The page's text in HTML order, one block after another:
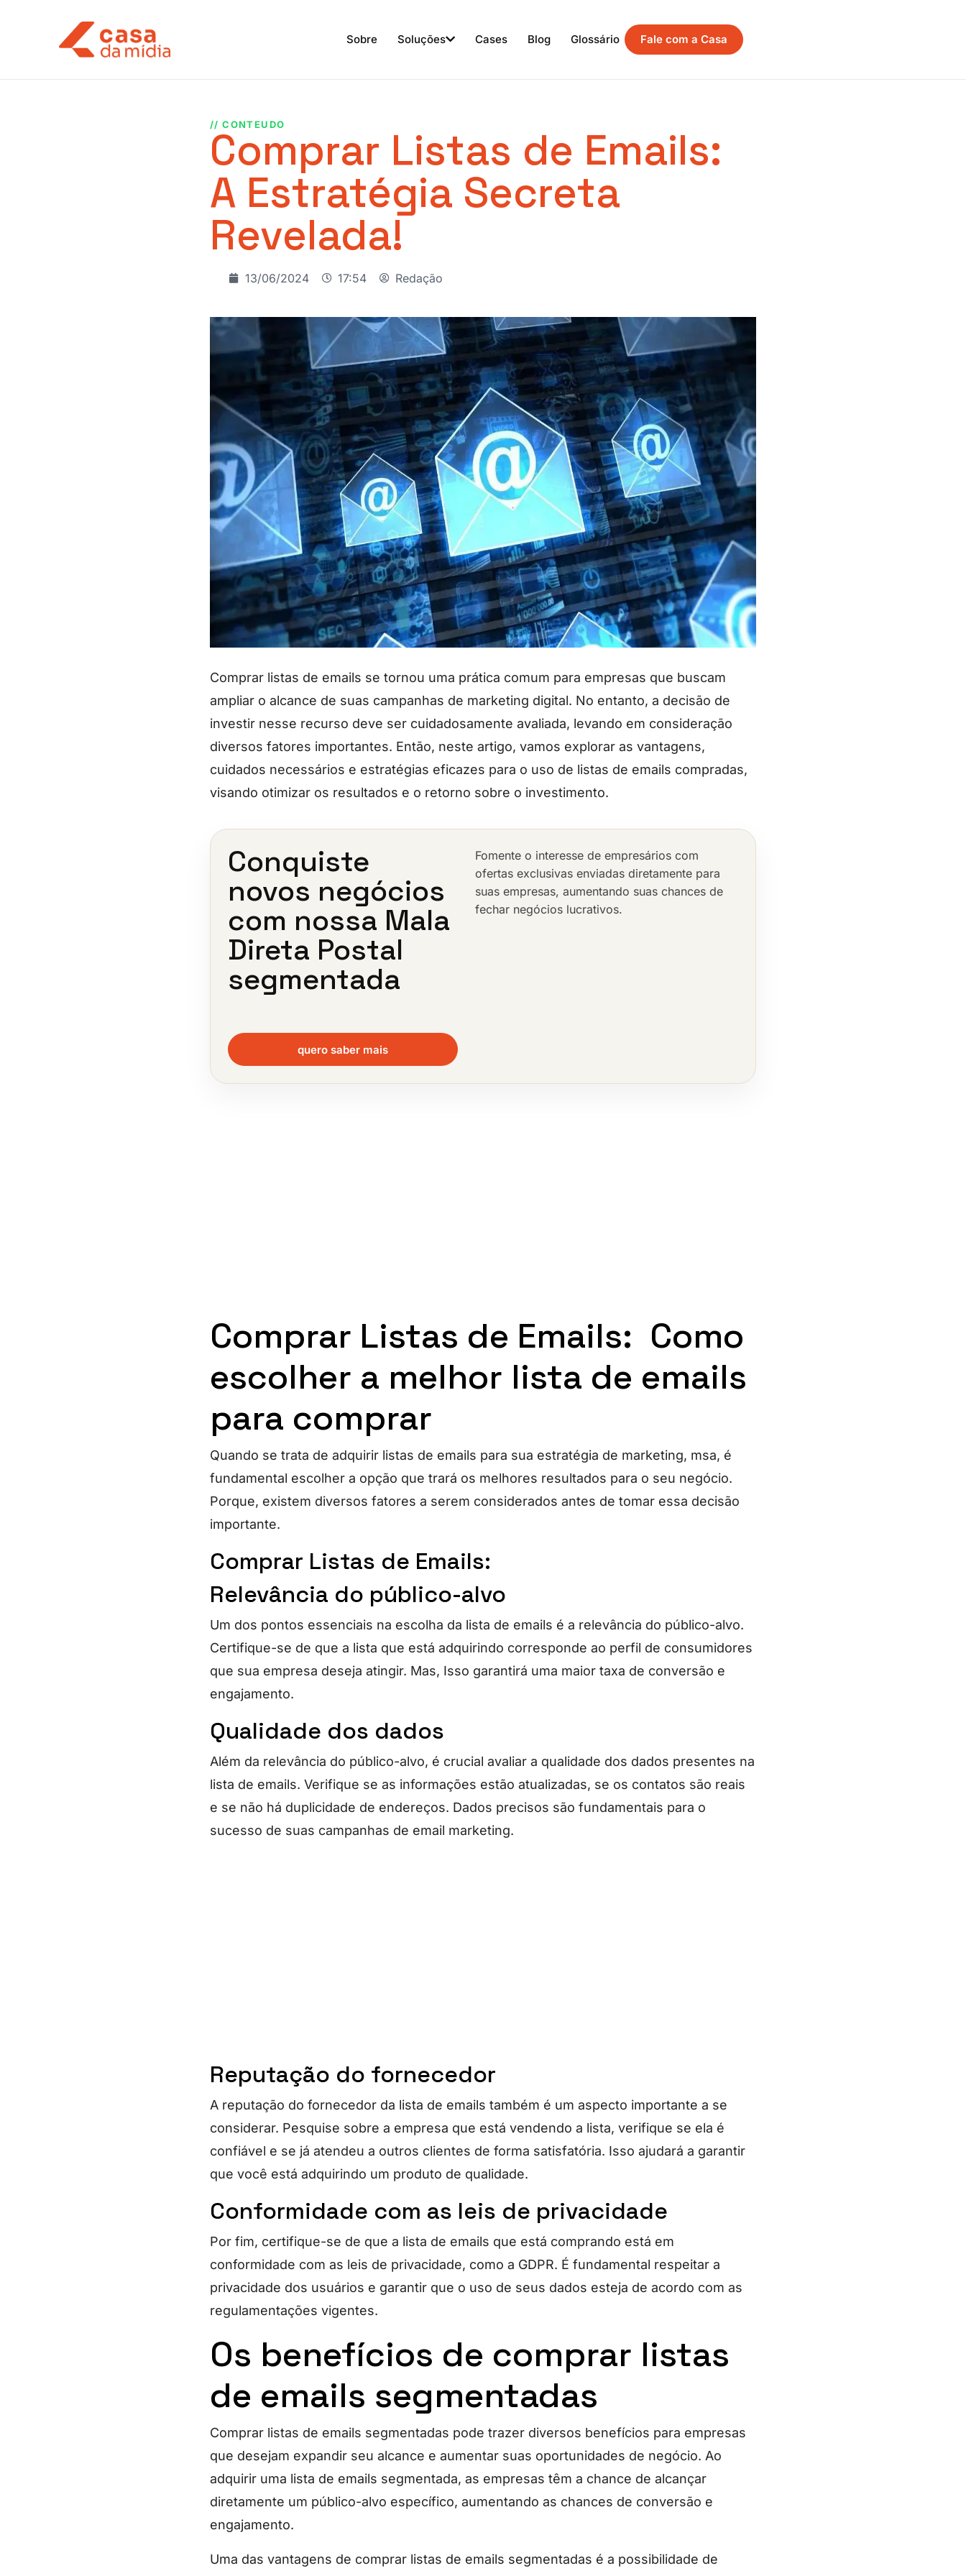
Sobre Soluções Cases Blog Glossário Fale com a Casa
// CONTEUDO
Comprar Listas de Emails:
A Estratégia Secreta
Revelada!
13/06/2024 17:54 Redação
Comprar listas de emails se tornou uma prática comum para empresas que buscam
ampliar o alcance de suas campanhas de marketing digital. No entanto, a decisão de
investir nesse recurso deve ser cuidadosamente avaliada, levando em consideração
diversos fatores importantes. Então, neste artigo, vamos explorar as vantagens,
cuidados necessários e estratégias eficazes para o uso de listas de emails compradas,
visando otimizar os resultados e o retorno sobre o investimento.
Conquiste
novos negócios
com nossa Mala
Direta Postal
segmentada
Fomente o interesse de empresários com
ofertas exclusivas enviadas diretamente para
suas empresas, aumentando suas chances de
fechar negócios lucrativos.
quero saber mais
Comprar Listas de Emails: Como
escolher a melhor lista de emails
para comprar
Quando se trata de adquirir listas de emails para sua estratégia de marketing, msa, é
fundamental escolher a opção que trará os melhores resultados para o seu negócio.
Porque, existem diversos fatores a serem considerados antes de tomar essa decisão
importante.
Comprar Listas de Emails:
Relevância do público-alvo
Um dos pontos essenciais na escolha da lista de emails é a relevância do público-alvo.
Certifique-se de que a lista que está adquirindo corresponde ao perfil de consumidores
que sua empresa deseja atingir. Mas, Isso garantirá uma maior taxa de conversão e
engajamento.
Qualidade dos dados
Além da relevância do público-alvo, é crucial avaliar a qualidade dos dados presentes na
lista de emails. Verifique se as informações estão atualizadas, se os contatos são reais
e se não há duplicidade de endereços. Dados precisos são fundamentais para o
sucesso de suas campanhas de email marketing.
Reputação do fornecedor
A reputação do fornecedor da lista de emails também é um aspecto importante a se
considerar. Pesquise sobre a empresa que está vendendo a lista, verifique se ela é
confiável e se já atendeu a outros clientes de forma satisfatória. Isso ajudará a garantir
que você está adquirindo um produto de qualidade.
Conformidade com as leis de privacidade
Por fim, certifique-se de que a lista de emails que está comprando está em
conformidade com as leis de privacidade, como a GDPR. É fundamental respeitar a
privacidade dos usuários e garantir que o uso de seus dados esteja de acordo com as
regulamentações vigentes.
Os benefícios de comprar listas
de emails segmentadas
Comprar listas de emails segmentadas pode trazer diversos benefícios para empresas
que desejam expandir seu alcance e aumentar suas oportunidades de negócio. Ao
adquirir uma lista de emails segmentada, as empresas têm a chance de alcançar
diretamente um público-alvo específico, aumentando as chances de conversão e
engajamento.
Uma das vantagens de comprar listas de emails segmentadas é a possibilidade de